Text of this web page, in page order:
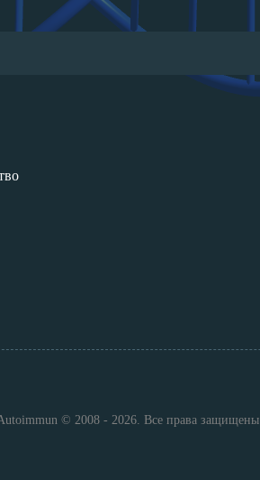
© 2008 - 2026. Все права защищены